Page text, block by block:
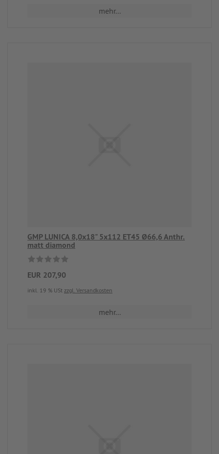
mehr...
GMP LUNICA 8,0x18" 5x112 ET45 Ø66,6 Anthr.
matt diamond
EUR 207,90
inkl. 19 % USt zzgl. Versandkosten
mehr...